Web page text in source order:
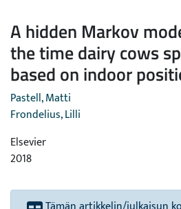
A hidden Markov
the time dairy cows
based on indoor
Pastell, Matti
Frondelius, Lilli
Elsevier
2018